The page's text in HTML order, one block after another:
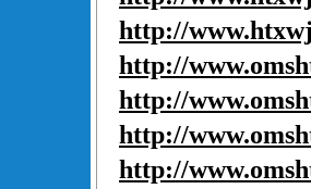
http://
http://www.
http://www.
http://www.
http://www.